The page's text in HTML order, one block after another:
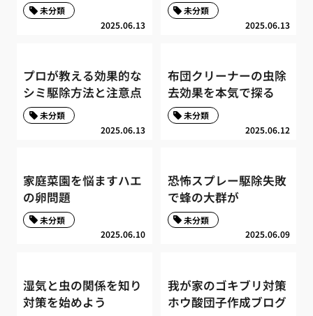
2025.06.13
未分類
2025.06.13
未分類
プロが教える効果的な
シミ駆除方法と注意点
2025.06.13
未分類
布団クリーナーの虫除
去効果を本気で探る
2025.06.12
未分類
家庭菜園を悩ますハエ
の卵問題
2025.06.10
未分類
恐怖スプレー駆除失敗
で蜂の大群が
2025.06.09
未分類
湿気と虫の関係を知り
対策を始めよう
我が家のゴキブリ対策
ホウ酸団子作成ブログ